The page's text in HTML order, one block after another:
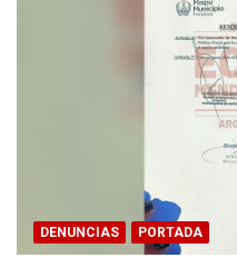
DENUNCIAS PORTADA